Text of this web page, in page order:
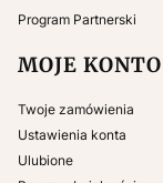
Program Partnerski
MOJE KONTO
Twoje zamówienia
Ustawienia konta
Ulubione